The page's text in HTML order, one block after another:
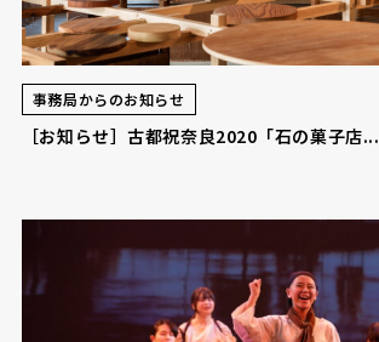
事務局からのお知らせ
［お知らせ］古都祝奈良2020「石の菓子店...